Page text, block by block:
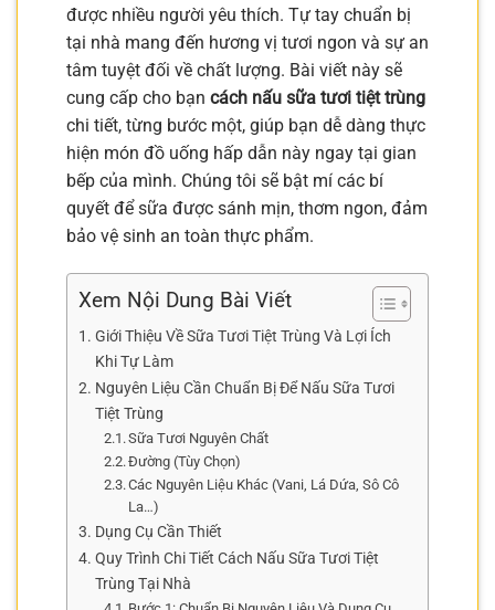
được nhiều người yêu thích. Tự tay chuẩn bị
tại nhà mang đến hương vị tươi ngon và sự an
tâm tuyệt đối về chất lượng. Bài viết này sẽ
cung cấp cho bạn cách nấu sữa tươi tiệt trùng
chi tiết, từng bước một, giúp bạn dễ dàng thực
hiện món đồ uống hấp dẫn này ngay tại gian
bếp của mình. Chúng tôi sẽ bật mí các bí
quyết để sữa được sánh mịn, thơm ngon, đảm
bảo vệ sinh an toàn thực phẩm.
Xem Nội Dung Bài Viết
Giới Thiệu Về Sữa Tươi Tiệt Trùng Và Lợi Ích
Khi Tự Làm
Nguyên Liệu Cần Chuẩn Bị Để Nấu Sữa Tươi
Tiệt Trùng
Sữa Tươi Nguyên Chất
Đường (Tùy Chọn)
Các Nguyên Liệu Khác (Vani, Lá Dứa, Sô Cô
La…)
Dụng Cụ Cần Thiết
Quy Trình Chi Tiết Cách Nấu Sữa Tươi Tiệt
Trùng Tại Nhà